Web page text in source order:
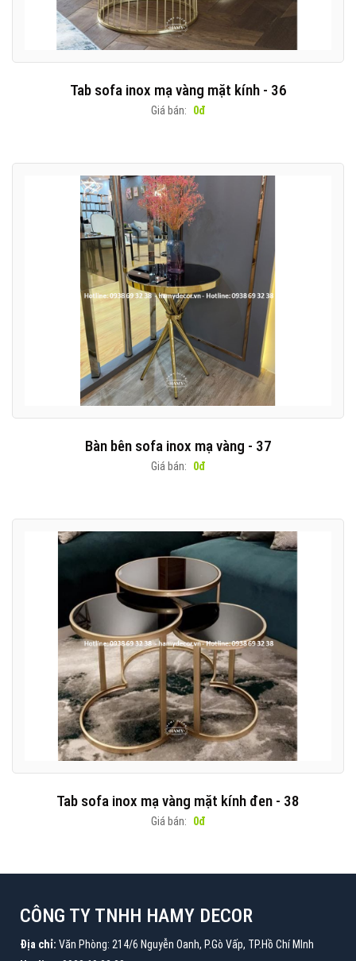
Tab sofa inox mạ vàng mặt kính - 36
Giá bán: 0đ
Bàn bên sofa inox mạ vàng - 37
Giá bán: 0đ
Tab sofa inox mạ vàng mặt kính đen - 38
Giá bán: 0đ
CÔNG TY TNHH HAMY DECOR
Địa chỉ: Văn Phòng: 214/6 Nguyễn Oanh, P.Gò Vấp, TP.Hồ Chí MInh